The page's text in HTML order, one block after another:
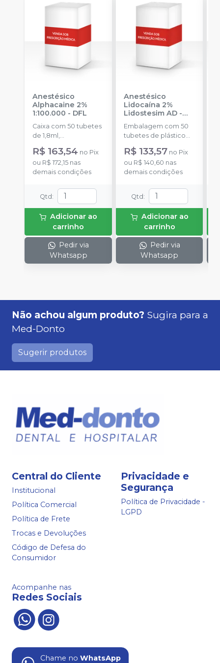
Anestésico
Alphacaine 2%
1:100.000 - DFL
Caixa com 50 tubetes
de 1,8ml,
acondicionados em
blisters lacrados com
10 tubetes cada.
R$ 163,54 no Pix
ou R$ 172,15 nas
demais condições
Qtd :
Adicionar ao
carrinho
Pedir via
Whatsapp
Anestésico
Lidocaína 2%
Lidostesim AD-
DLA
Embalagem com 50
tubetes de plástico
com 1,8ml cada.
Cloridrato de
Lidocaína com
Hemitartarato de
R$ 133,57 no Pix
ou R$ 140,60 nas
demais condições
Qtd :
Adicionar ao
carrinho
Pedir via
Whatsapp
Não achou algum produto? Sugira para a
Med-Donto
Sugerir produtos
Central do Cliente
Institucional
Política Comercial
Política de Frete
Trocas e Devoluções
Código de Defesa do
Consumidor
Privacidade e
Segurança
Política de Privacidade -
LGPD
Acompanhe nas
Redes Sociais
Chame no WhatsApp